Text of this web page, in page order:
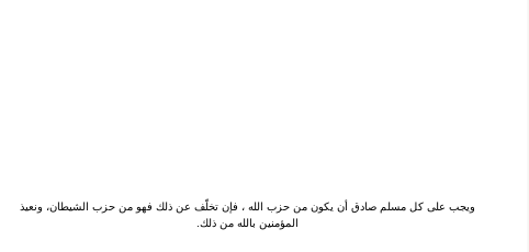
ويجب على كل مسلم صادق أن يكون من حزب الله ، فإن تخلّف عن ذلك فهو من حزب الشيطان، ونعيذ
المؤمنين بالله من ذلك.